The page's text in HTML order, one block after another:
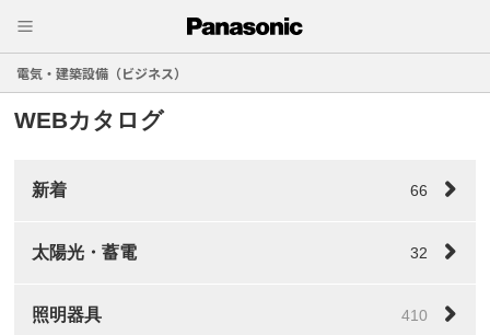
電気・建築設備（ビジネス）
WEBカタログ
新着 66
太陽光・蓄電 32
照明器具 410